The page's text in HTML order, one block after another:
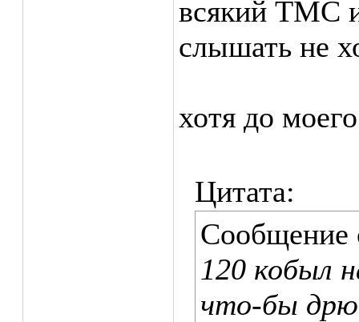
всякий ТМС
слышать не
хотя до
Цитата:
Сообщение
120 кобыл
что-бы